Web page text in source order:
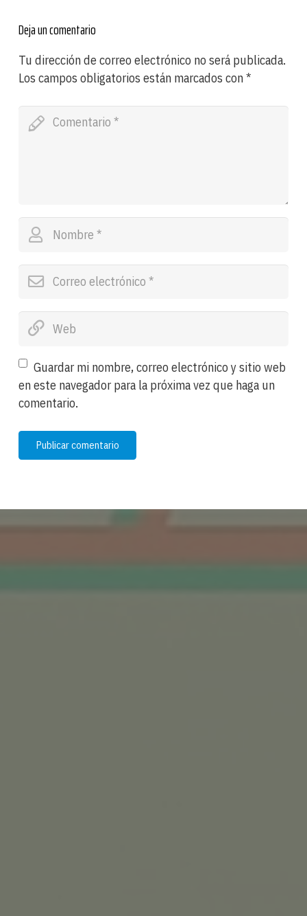
Deja un comentario
Tu dirección de correo electrónico no será publicada.
Los campos obligatorios están marcados con*
Guardar mi nombre, correo electrónico y sitio web
en este navegador para la próxima vez que haga un
comentario.
Publicar comentario